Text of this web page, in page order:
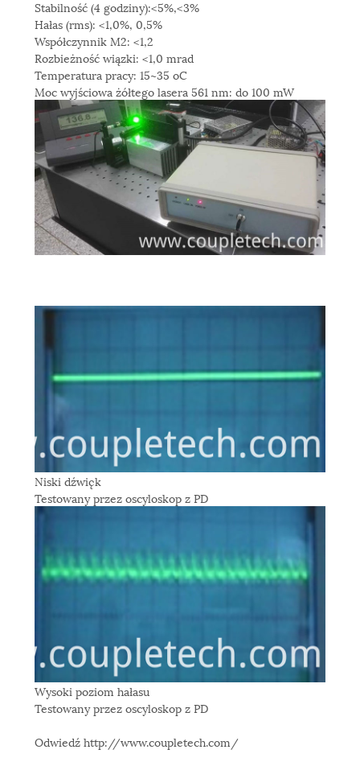
Stabilność (4 godziny):<5%,<3%
Hałas (rms): <1,0%, 0,5%
Współczynnik M2: <1,2
Rozbieżność wiązki: <1,0 mrad
Temperatura pracy: 15~35 oC
Moc wyjściowa żółtego lasera 561 nm: do 100 mW
Niski dźwięk
Testowany przez oscyloskop z PD
Wysoki poziom hałasu
Testowany przez oscyloskop z PD
Odwiedź http://www.coupletech.com/